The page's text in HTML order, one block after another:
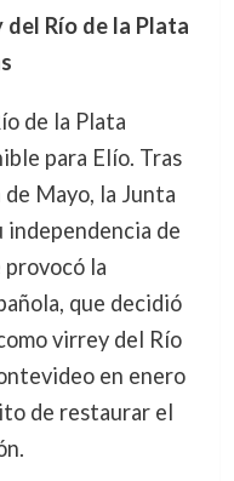
Río de la Plata
de la Plata
para Elío. Tras
Mayo, la Junta
independencia de
provocó la
que decidió
virrey del Río
en enero
de restaurar el